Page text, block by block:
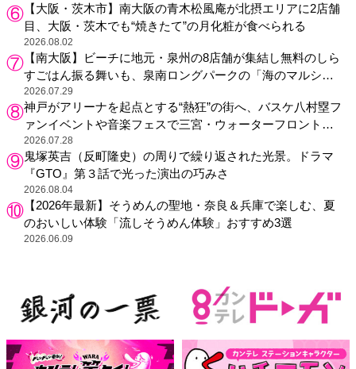
【大阪・茨木市】南大阪の青木松風庵が北摂エリアに2店舗
目、大阪・茨木でも“焼きたて”の月化粧が食べられる
2026.08.02
【南大阪】ビーチに地元・泉州の8店舗が集結し無料のしら
すごはん振る舞いも、泉南ロングパークの「海のマルシ
ェ」がリニューアル！
2026.07.29
神戸がアリーナを起点とする“熱狂”の街へ、バスケ八村塁フ
ァンイベントや音楽フェスで三宮・ウォーターフロントを
活性化
2026.07.28
鬼塚英吉（反町隆史）の周りで繰り返された光景。ドラマ
『GTO』第３話で光った演出の巧みさ
2026.08.04
【2026年最新】そうめんの聖地・奈良＆兵庫で楽しむ、夏
のおいしい体験「流しそうめん体験」おすすめ3選
2026.06.09